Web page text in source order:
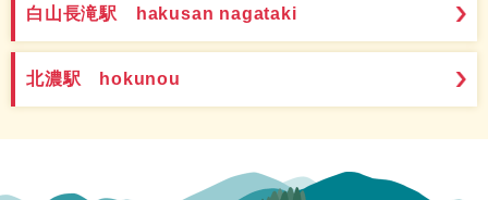
白山長滝駅 hakusan nagataki
北濃駅 hokunou